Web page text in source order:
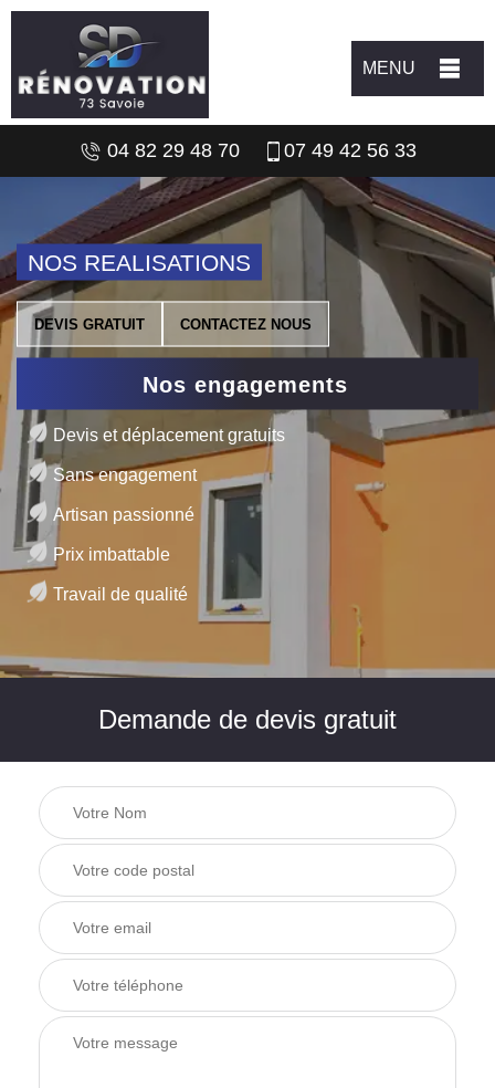
MENU
04 82 29 48 70 07 49 42 56 33
NOS REALISATIONS
DEVIS GRATUIT CONTACTEZ NOUS
Nos engagements
Devis et déplacement gratuits
Sans engagement
Artisan passionné
Prix imbattable
Travail de qualité
Demande de devis gratuit